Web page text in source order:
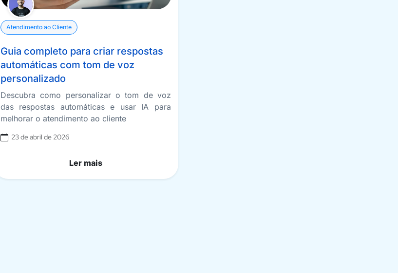
Atendimento ao Cliente
Guia completo para criar respostas
automáticas com tom de voz
personalizado
Descubra como personalizar o tom de voz
das respostas automáticas e usar IA para
melhorar o atendimento ao cliente
23 de abril de 2026
Ler mais